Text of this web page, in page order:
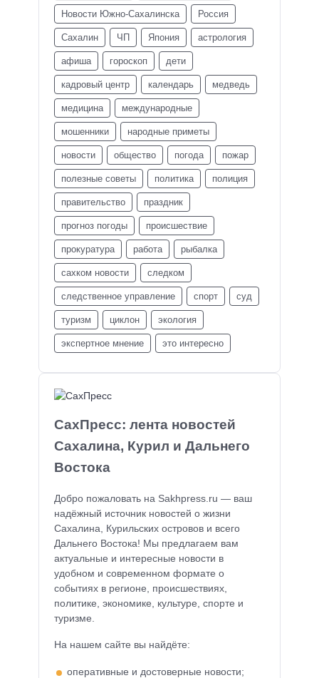
СахПресс: лента новостей
Сахалина, Курил и Дальнего
Востока
Добро пожаловать на Sakhpress.ru — ваш
надёжный источник новостей о жизни
Сахалина, Курильских островов и всего
Дальнего Востока! Мы предлагаем вам
актуальные и интересные новости в
удобном и современном формате о
событиях в регионе, происшествиях,
политике, экономике, культуре, спорте и
туризме.
На нашем сайте вы найдёте:
оперативные и достоверные новости;
Новости Южно-Сахалинска Россия
Сахалин ЧП Япония астрология
афиша гороскоп дети
кадровый центр календарь медведь
медицина международные
мошенники народные приметы
новости общество погода пожар
полезные советы политика полиция
правительство праздник
прогноз погоды происшествие
прокуратура работа рыбалка
сахком новости следком
следственное управление спорт суд
туризм циклон экология
экспертное мнение это интересно